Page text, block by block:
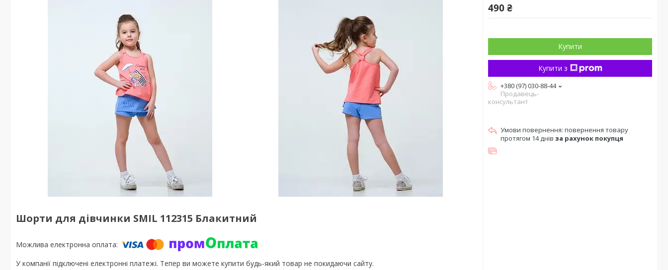
Шорти для дівчинки SMIL 112315 Блакитний
У компанії підключені електронні платежі. Тепер ви можете купити будь-який товар не покидаючи сайту.
490 ₴
Купити
Купити з
+380 (97) 030-88-44
Продавець-
консультант
повернення товару
протягом 14 днів за рахунок покупця